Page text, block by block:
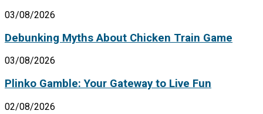
03/08/2026
Debunking Myths About Chicken Train Game
03/08/2026
Plinko Gamble: Your Gateway to Live Fun
02/08/2026